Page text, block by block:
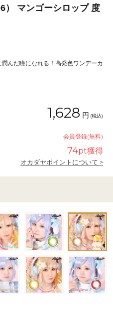
） マンゴーシロップ 度
んだ瞳になれる！高発色ワンデーカ
1,628 円 (税込)
会員登録(無料)
74pt獲得
オカダヤポイントについて >